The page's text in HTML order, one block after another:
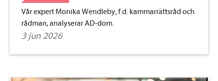
Vår expert Monika Wendleby, f.d. kammarrättsråd och
rådman, analyserar AD-dom.
3 jun 2026